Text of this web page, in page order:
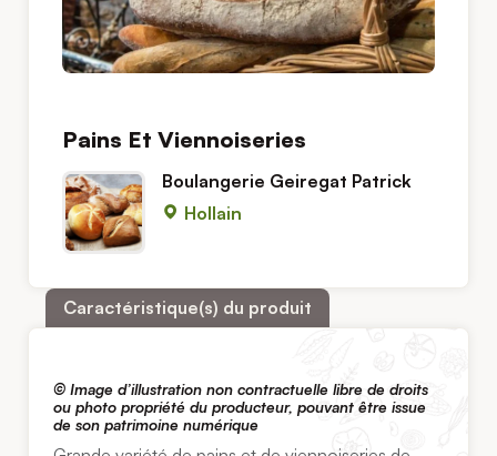
Pains Et Viennoiseries
Boulangerie Geiregat Patrick
Hollain
Caractéristique(s) du produit
© Image d’illustration non contractuelle libre de droits
ou photo propriété du producteur, pouvant être issue
de son patrimoine numérique